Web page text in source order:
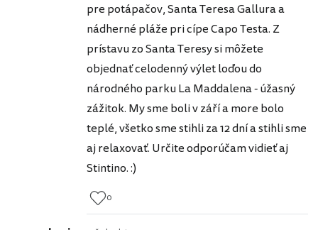
pre potápačov, Santa Teresa Gallura a
nádherné pláže pri cípe Capo Testa. Z
prístavu zo Santa Teresy si môžete
objednať celodenný výlet loďou do
národného parku La Maddalena - úžasný
zážitok. My sme boli v září a more bolo
teplé, všetko sme stihli za 12 dní a stihli sme
aj relaxovať. Určite odporúčam vidieť aj
Stintino. :)
0